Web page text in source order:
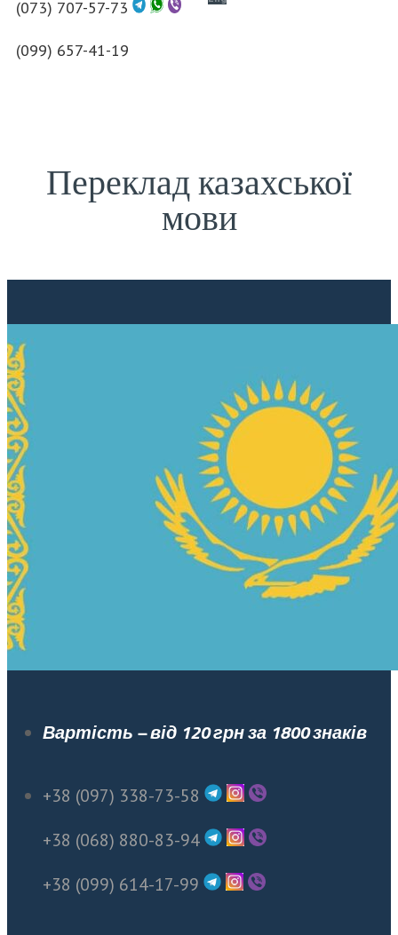
(073) 707-57-73
(099) 657-41-19
Переклад казахської
мови
Вартість – від 120 грн за 1800 знаків
+38 (097) 338-73-58
+38 (068) 880-83-94
+38 (099) 614-17-99